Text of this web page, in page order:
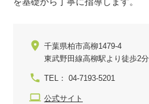
千葉県柏市高柳1479-4
東武野田線高柳駅より徒歩2
TEL： 04-7193-5201
公式サイト